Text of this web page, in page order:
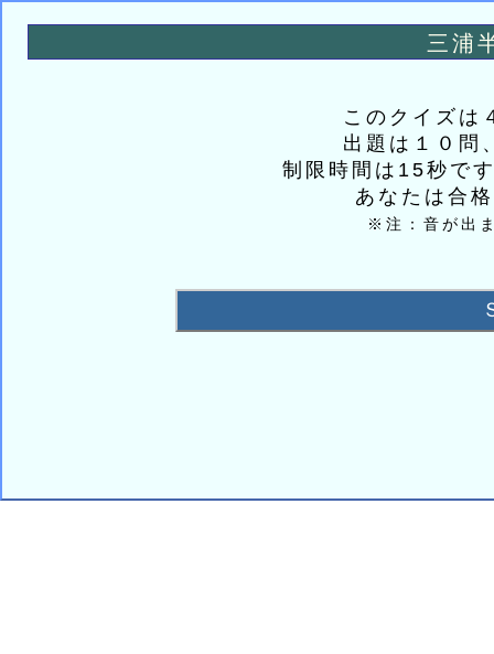
三浦
このクイズは
出題は１０問
制限時間は15秒で
あなたは合
※注：音が出